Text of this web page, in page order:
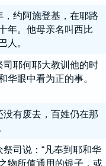
，约阿施登基，在耶路
年。他母亲名叫西比
人。
司耶何耶大教训他的时
华眼中看为正的事。
没有废去，百姓仍在那
祭司说：“凡奉到耶和华
物所值通用的银子，或